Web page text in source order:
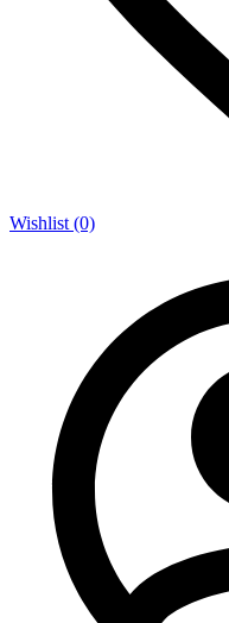
Wishlist (0)